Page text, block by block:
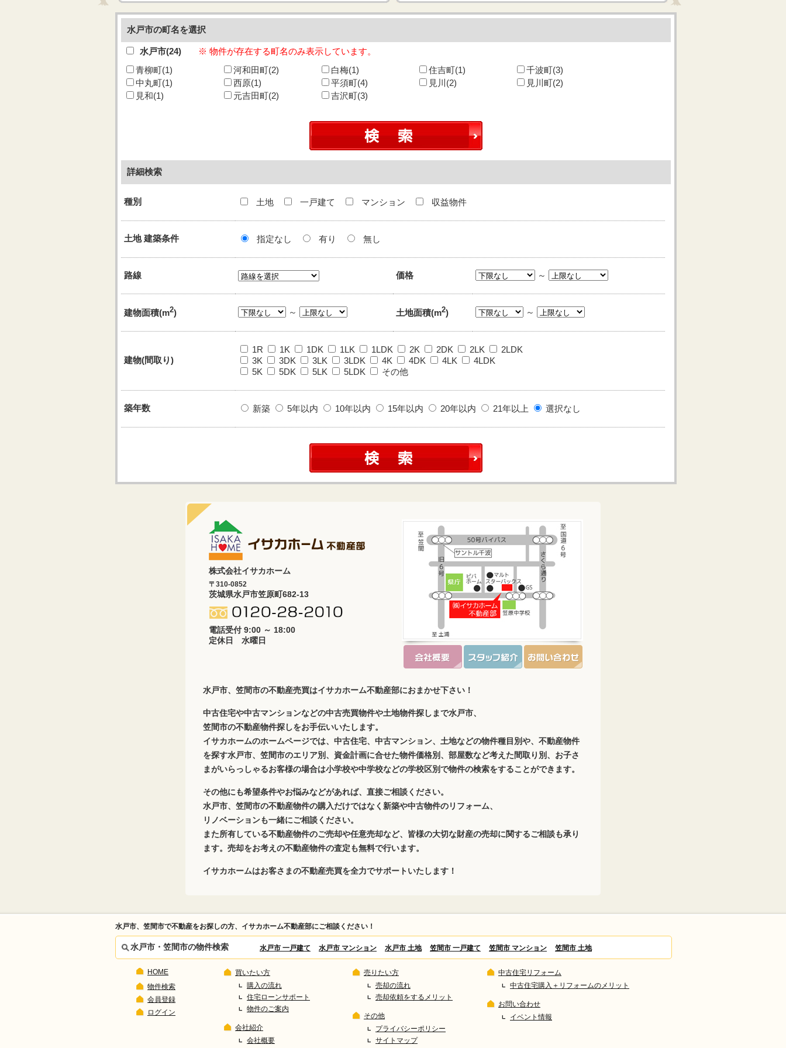
水戸市の町名を選択
水戸市(24)
※ 物件が存在する町名のみ表示しています。
青柳町(1)
河和田町(2) 白梅(1) 住吉町(1)
千波町(3)
中丸町(1)
西原(1) 平須町(4) 見川(2)
見川町(2)
見和(1)
元吉田町(2) 吉沢町(3)
詳細検索
種別 土地 一戸建て マンション 収益物件
土地 建築条件 指定なし 有り 無し
路線 価格 ～
建物面積(m2) ～ 土地面積(m2) ～
建物(間取り)
1R 1K 1DK 1LK 1LDK 2K 2DK 2LK
2LDK
3K
3DK 3LK 3LDK 4K 4DK 4LK
4LDK
5K
5DK 5LK 5LDK その他
築年数 新築 5年以内 10年以内 15年以内 20年以内 21年以上 選択なし
株式会社イサカホーム
〒310-0852
茨城県水戸市笠原町682-13
電話受付 9:00 ～ 18:00
定休日 水曜日
水戸市、笠間市の不動産売買はイサカホーム不動産部におまかせ下さい！
中古住宅や中古マンションなどの中古売買物件や土地物件探しまで水戸市、
笠間市の不動産物件探しをお手伝いいたします。
イサカホームのホームページでは、中古住宅、中古マンション、土地などの物件種目別や、不動産物件
を探す水戸市、笠間市のエリア別、資金計画に合せた物件価格別、部屋数など考えた間取り別、お子さ
まがいらっしゃるお客様の場合は小学校や中学校などの学校区別で物件の検索をすることができます。
その他にも希望条件やお悩みなどがあれば、直接ご相談ください。
水戸市、笠間市の不動産物件の購入だけではなく新築や中古物件のリフォーム、
リノベーションも一緒にご相談ください。
また所有している不動産物件のご売却や任意売却など、皆様の大切な財産の売却に関するご相談も承り
ます。売却をお考えの不動産物件の査定も無料で行います。
イサカホームはお客さまの不動産売買を全力でサポートいたします！
水戸市、笠間市で不動産をお探しの方、イサカホーム不動産部にご相談ください！
水戸市・笠間市の物件検索 水戸市 一戸建て 水戸市 マンション 水戸市 土地 笠間市 一戸建て 笠間市 マンション 笠間市 土地
HOME
物件検索
会員登録
ログイン
買いたい方
購入の流れ
住宅ローンサポート
物件のご案内
会社紹介
会社概要
売りたい方
売却の流れ
売却依頼をするメリット
その他
プライバシーポリシー
サイトマップ
中古住宅リフォーム
中古住宅購入＋リフォームのメリット
お問い合わせ
イベント情報